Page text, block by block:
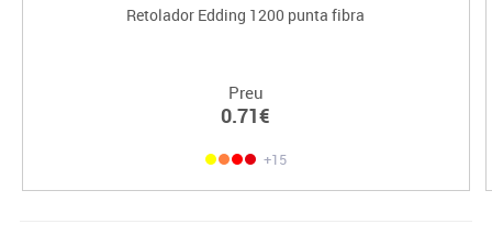
Retolador Edding 1200 punta fibra
Preu
0.71€
+15